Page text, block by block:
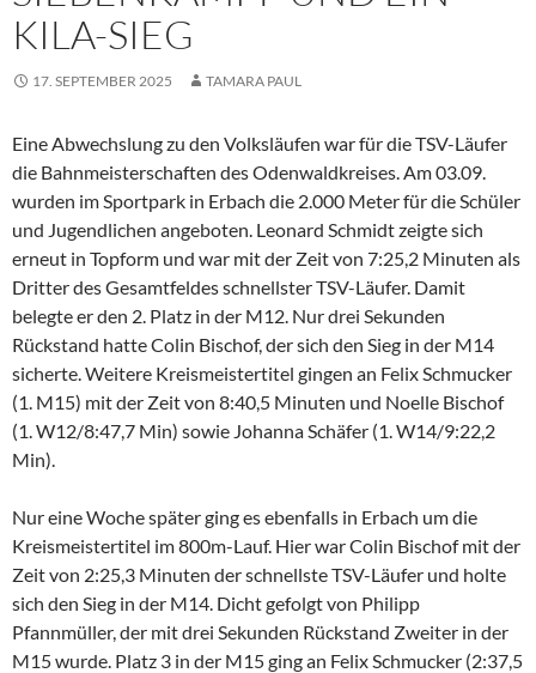
KILA-SIEG
17. SEPTEMBER 2025 TAMARA PAUL
Eine Abwechslung zu den Volksläufen war für die TSV-Läufer
die Bahnmeisterschaften des Odenwaldkreises. Am 03.09.
wurden im Sportpark in Erbach die 2.000 Meter für die Schüler
und Jugendlichen angeboten. Leonard Schmidt zeigte sich
erneut in Topform und war mit der Zeit von 7:25,2 Minuten als
Dritter des Gesamtfeldes schnellster TSV-Läufer. Damit
belegte er den 2. Platz in der M12. Nur drei Sekunden
Rückstand hatte Colin Bischof, der sich den Sieg in der M14
sicherte. Weitere Kreismeistertitel gingen an Felix Schmucker
(1. M15) mit der Zeit von 8:40,5 Minuten und Noelle Bischof
(1. W12/8:47,7 Min) sowie Johanna Schäfer (1. W14/9:22,2
Min).
Nur eine Woche später ging es ebenfalls in Erbach um die
Kreismeistertitel im 800m-Lauf. Hier war Colin Bischof mit der
Zeit von 2:25,3 Minuten der schnellste TSV-Läufer und holte
sich den Sieg in der M14. Dicht gefolgt von Philipp
Pfannmüller, der mit drei Sekunden Rückstand Zweiter in der
M15 wurde. Platz 3 in der M15 ging an Felix Schmucker (2:37,5